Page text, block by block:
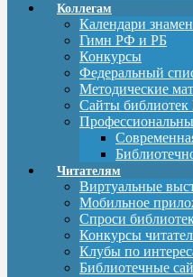
Коллегам
Календари
Гимн РФ и РБ
Конкурсы
Федеральный
Методические
Сайты библиотек
Читателям
Виртуальные
Мобильное
Спроси
Конкурсы
Клубы по
Библиотечные